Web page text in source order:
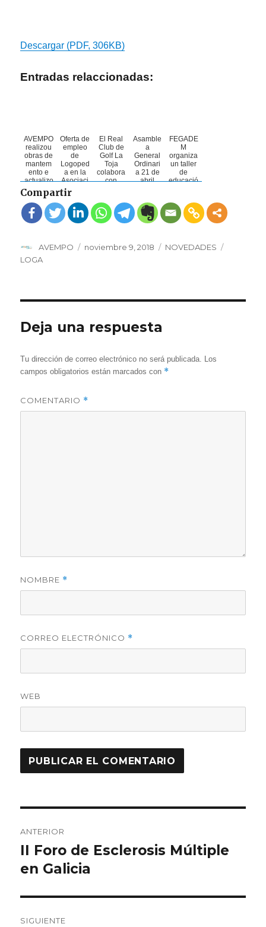
Descargar (PDF, 306KB)
Entradas relaccionadas:
AVEMPO
realizou
obras de
mantem
ento e
actualizo
u o seu
material
de
fisioterap
ia en
aos f...
Oferta de
empleo
de
Logoped
a en la
Asociaci
ón
Viguesa
de
Esclerosi
s
El Real
Club de
Golf La
Toja
colabora
con
torneo
benéfico
de
Asamble
a
General
Ordinari
a 21 de
abril
FEGADE
M
organiza
un taller
de
educació
sexual
para
persona
s
Compartir
Autor
AVEMPO
Publicado
noviembre 9, 2018 Categorías
NOVEDADES
LOGA
Deja una respuesta
Tu dirección de correo electrónico no será publicada. Los
campos obligatorios están marcados con *
COMENTARIO *
NOMBRE *
CORREO ELECTRÓNICO *
WEB
de
entradas
ANTERIOR
Entrada
anterior:
II Foro de Esclerosis Múltiple
en Galicia
SIGUIENTE